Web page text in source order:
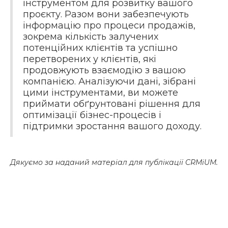
інструментом для розвитку вашого
проєкту. Разом вони забезпечують
інформацію про процеси продажів,
зокрема кількість залучених
потенційних клієнтів та успішно
перетворених у клієнтів, які
продовжують взаємодію з вашою
компанією. Аналізуючи дані, зібрані
цими інструментами, ви можете
приймати обґрунтовані рішення для
оптимізації бізнес-процесів і
підтримки зростання вашого доходу.
Дякуємо за наданий матеріал для публікації CRMiUM.